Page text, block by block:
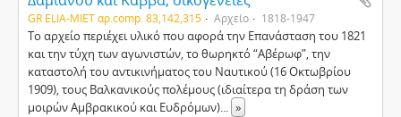
GR ELIA-MIET αρ.comp. 83,142,315 Αρχείο 1818-1947
Το αρχείο περιέχει υλικό που αφορά την Επανάσταση του 1821
και την τύχη των αγωνιστών, το θωρηκτό “Αβέρωφ”, την
καταστολή του αντικινήματος του Ναυτικού (16 Οκτωβρίου
1909), τους Βαλκανικούς πολέμους (ιδιαίτερα τη δράση των
μοιρών Αμβρακικού και Ευδρόμων)... »